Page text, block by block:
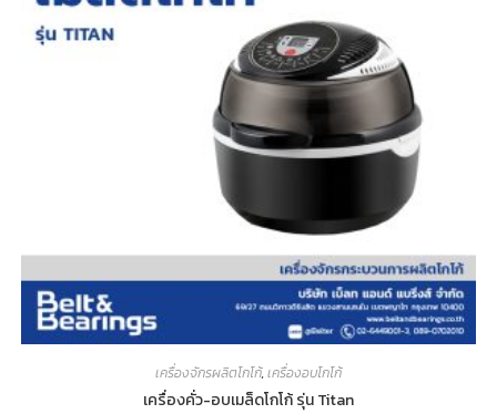
เครื่องจักรผลิตโกโก้,เครื่องอบโกโก้
เครื่องคั่ว-อบเมล็ดโกโก้ รุ่น Titan